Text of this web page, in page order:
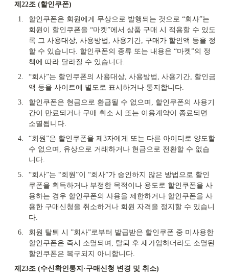
제22조 (할인쿠폰)
1.
할인쿠폰은 회원에게 무상으로 발행되는 것으로 “회사”는
회원이 할인쿠폰을 “마켓”에서 상품 구매 시 적용할 수 있도
록 그 사용대상, 사용방법, 사용기간, 구매가 할인액 등을 정
할 수 있습니다. 할인쿠폰의 종류 또는 내용은 “마켓”의 정
책에 따라 달라질 수 있습니다.
2.
“회사”는 할인쿠폰의 사용대상, 사용방법, 사용기간, 할인금
액 등을 사이트에 별도로 표시하거나 통지합니다.
3.
할인쿠폰은 현금으로 환급될 수 없으며, 할인쿠폰의 사용기
간이 만료되거나 구매 취소 시 또는 이용계약이 종료되면
소멸됩니다.
4.
“회원”은 할인쿠폰을 제3자에게 또는 다른 아이디로 양도할
수 없으며, 유상으로 거래하거나 현금으로 전환할 수 없습
니다.
5.
“회사”는 “회원”이 “회사”가 승인하지 않은 방법으로 할인
쿠폰을 획득하거나 부정한 목적이나 용도로 할인쿠폰을 사
용하는 경우 할인쿠폰의 사용을 제한하거나 할인쿠폰을 사
용한 구매신청을 취소하거나 회원 자격을 정지할 수 있습니
다.
6.
회원 탈퇴 시 ”회사”로부터 발급받은 할인쿠폰 중 미사용한
할인쿠폰은 즉시 소멸되며, 탈퇴 후 재가입하더라도 소멸된
할인쿠폰은 복구되지 아니합니다.
제23조 (수신확인통지·구매신청 변경 및 취소)